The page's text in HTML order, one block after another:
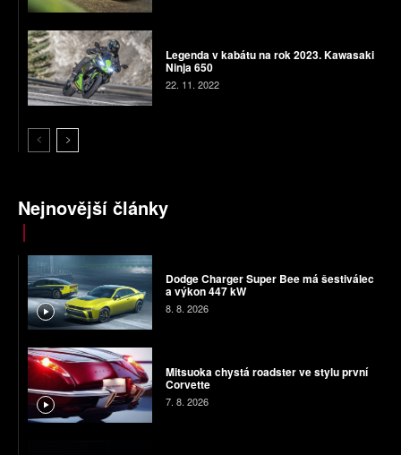
Legenda v kabátu na rok 2023. Kawasaki
Ninja 650
22. 11. 2022
Nejnovější články
Dodge Charger Super Bee má šestiválec
a výkon 447 kW
8. 8. 2026
Mitsuoka chystá roadster ve stylu první
Corvette
7. 8. 2026